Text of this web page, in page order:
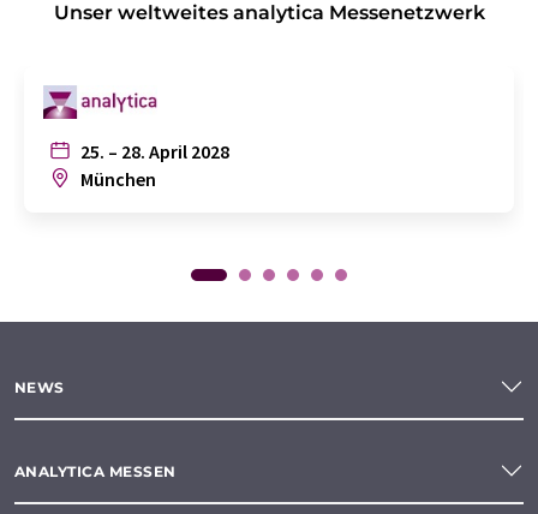
Unser weltweites analytica Messenetzwerk
25. – 28. April 2028
München
NEWS
ANALYTICA MESSEN